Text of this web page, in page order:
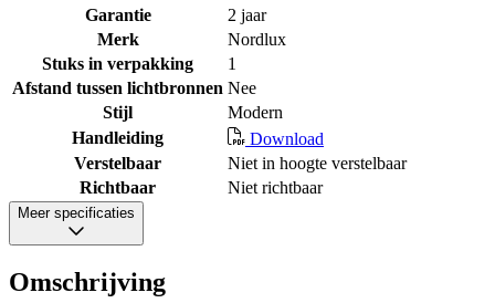
Garantie
2 jaar
Merk
Nordlux
Stuks in verpakking
1
Afstand tussen lichtbronnen Nee
Stijl
Modern
Handleiding
Download
Verstelbaar
Niet in hoogte verstelbaar
Richtbaar
Niet richtbaar
Meer specificaties
Omschrijving